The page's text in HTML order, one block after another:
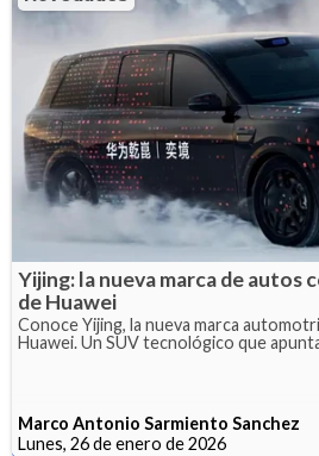
Yijing: la nueva marca de
de Huawei
Conoce Yijing, la nueva marca
Huawei. Un SUV tecnológico que
Marco Antonio Sarmiento Sanchez
Lunes, 26 de enero de 2026